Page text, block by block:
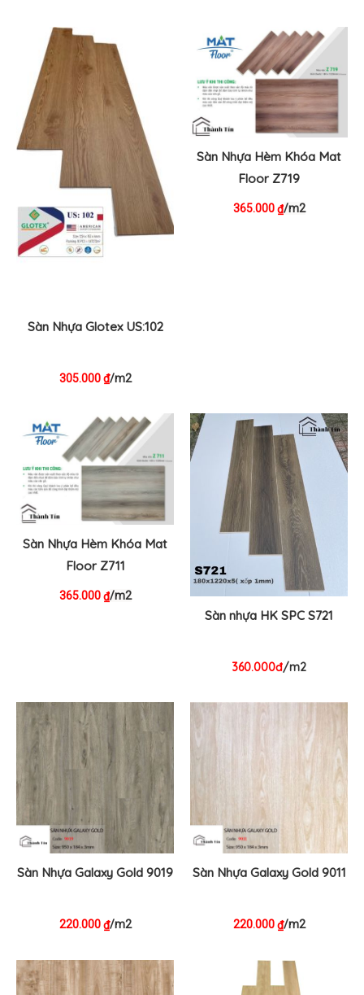
Sàn Nhựa Glotex US:102
305.000₫/m2
Sàn Nhựa Hèm Khóa Mat
Floor Z719
365.000₫/m2
Sàn Nhựa Hèm Khóa Mat
Floor Z711
365.000₫/m2
Sàn nhựa HK SPC S721
360.000đ/m2
Sàn Nhựa Galaxy Gold 9019
220.000₫/m2
Sàn Nhựa Galaxy Gold 9011
220.000₫/m2